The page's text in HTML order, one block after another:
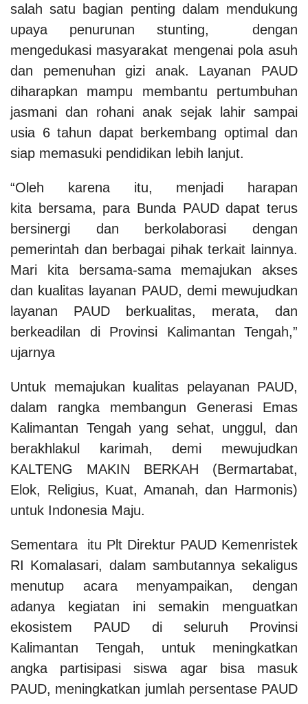
salah satu bagian penting dalam mendukung
upaya penurunan stunting, dengan
mengedukasi masyarakat mengenai pola asuh
dan pemenuhan gizi anak. Layanan PAUD
diharapkan mampu membantu pertumbuhan
jasmani dan rohani anak sejak lahir sampai
usia 6 tahun dapat berkembang optimal dan
siap memasuki pendidikan lebih lanjut.
“Oleh karena itu, menjadi harapan
kita bersama, para Bunda PAUD dapat terus
bersinergi dan berkolaborasi dengan
pemerintah dan berbagai pihak terkait lainnya.
Mari kita bersama-sama memajukan akses
dan kualitas layanan PAUD, demi mewujudkan
layanan PAUD berkualitas, merata, dan
berkeadilan di Provinsi Kalimantan Tengah,”
ujarnya
Untuk memajukan kualitas pelayanan PAUD,
dalam rangka membangun Generasi Emas
Kalimantan Tengah yang sehat, unggul, dan
berakhlakul karimah, demi mewujudkan
KALTENG MAKIN BERKAH (Bermartabat,
Elok, Religius, Kuat, Amanah, dan Harmonis)
untuk Indonesia Maju.
Sementara itu Plt Direktur PAUD Kemenristek
RI Komalasari, dalam sambutannya sekaligus
menutup acara menyampaikan, dengan
adanya kegiatan ini semakin menguatkan
ekosistem PAUD di seluruh Provinsi
Kalimantan Tengah, untuk meningkatkan
angka partisipasi siswa agar bisa masuk
PAUD, meningkatkan jumlah persentase PAUD